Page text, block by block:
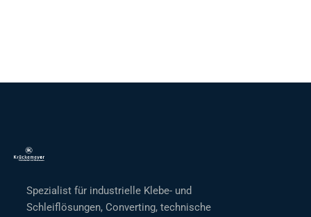
Spezialist für industrielle Klebe- und
Schleiflösungen, Converting, technische